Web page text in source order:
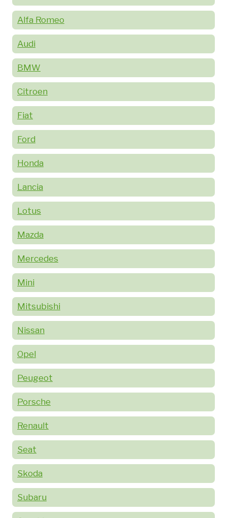
Alfa Romeo
Audi
BMW
Citroen
Fiat
Ford
Honda
Lancia
Lotus
Mazda
Mercedes
Mini
Mitsubishi
Nissan
Opel
Peugeot
Porsche
Renault
Seat
Skoda
Subaru